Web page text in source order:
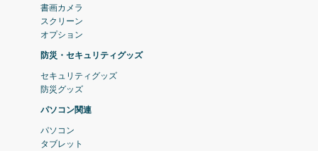
書画カメラ
スクリーン
オプション
防災・セキュリティグッズ
セキュリティグッズ
防災グッズ
パソコン関連
パソコン
タブレット